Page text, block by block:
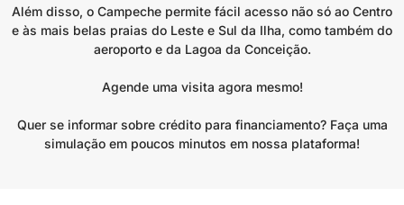
Além disso, o Campeche permite fácil acesso não só ao Centro
e às mais belas praias do Leste e Sul da Ilha, como também do
aeroporto e da Lagoa da Conceição.
Agende uma visita agora mesmo!
Quer se informar sobre crédito para financiamento? Faça uma
simulação em poucos minutos em nossa plataforma!